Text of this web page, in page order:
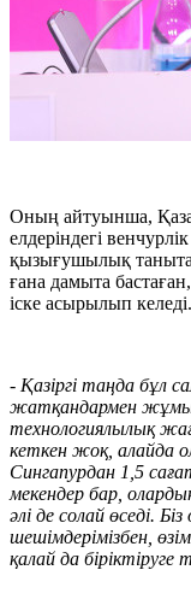
Оның айтуынша,
елдеріндегі
қызығушылық
ғана дамыта
іске асырылып келеді.
- Қазіргі таңда бұл
жатқандармен жұмыс
технологиялылық
кеткен жоқ, алайда
Сингапурдан 1,5
мекендер бар,
әлі де солай өседі.
шешімдерімізбен,
қалай да